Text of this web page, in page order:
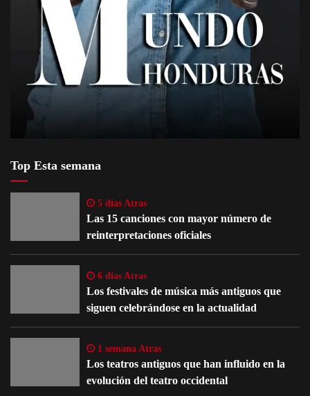
Top Esta semana
5 días Atras
Las 15 canciones con mayor número de
reinterpretaciones oficiales
6 días Atras
Los festivales de música más antiguos que
siguen celebrándose en la actualidad
1 semana Atras
Los teatros antiguos que han influido en la
evolución del teatro occidental